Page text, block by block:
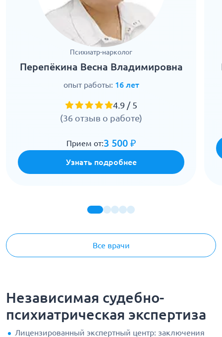
Все врачи
Психиатр-нарколог
Перепёкина Весна Владимировна
опыт работы: 16 лет
4.9 / 5
(36 отзыв о работе)
Прием от:3 500 ₽
Узнать подробнее
Независимая судебно-
психиатрическая экспертиза
Лицензированный экспертный центр: заключения